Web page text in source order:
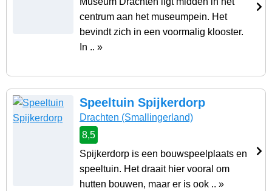
centrum aan het museumpein. Het
bevindt zich in een voormalig klooster.
In .. »
Speeltuin Spijkerdorp
Drachten (Smallingerland)
8,5
Spijkerdorp is een bouwspeelplaats en
speeltuin. Het draait hier vooral om
hutten bouwen, maar er is ook .. »